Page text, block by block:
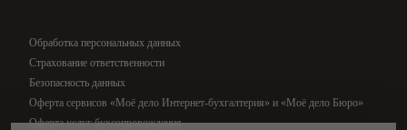
Обработка персональных данных
Страхование ответственности
Безопасность данных
Оферта сервисов «Моё дело Интернет-бухгалтерия» и «Моё дело Бюро»
Оферта услуг бухсопровождения